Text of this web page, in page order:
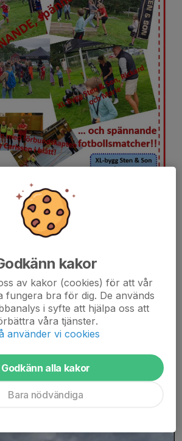
2023 bjöd på hinderbanetävling.
massa fotboll.
hinderbanan
kakor
av kakor (cookies) för att vår
fungera bra för dig. De används
i syfte att hjälpa oss att
våra tjänster.
använder vi cookies
Godkänn alla kakor
Bara nödvändiga